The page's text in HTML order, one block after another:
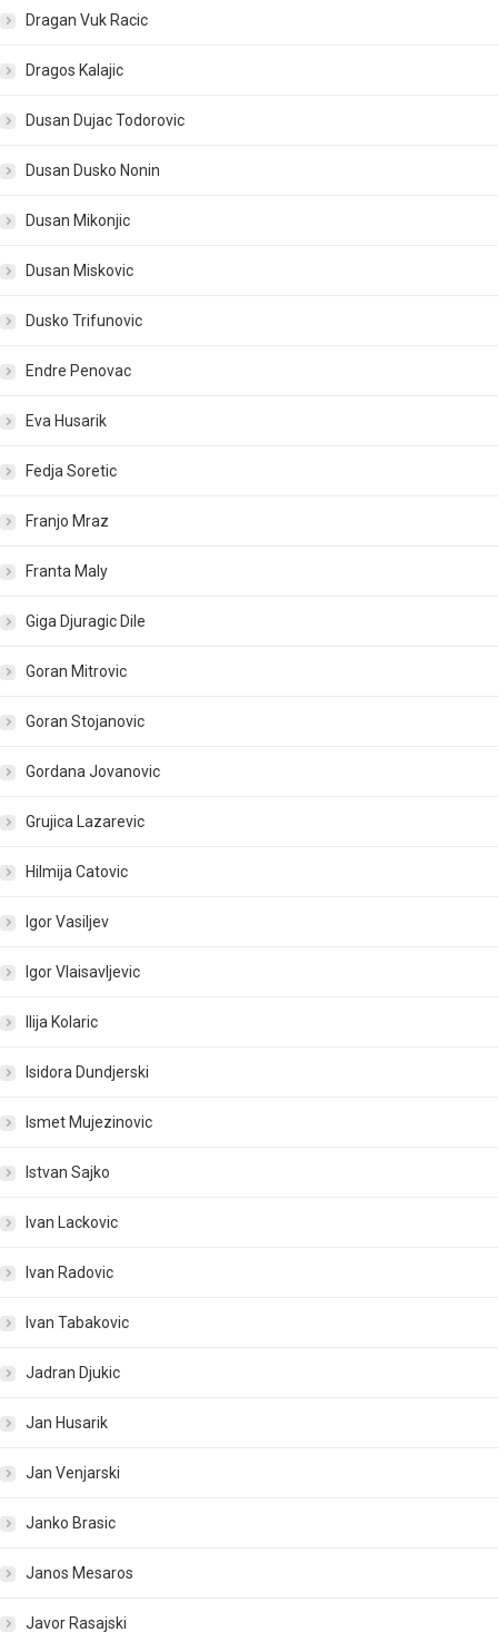
Dragan Vuk Racic
Dragos Kalajic
Dusan Dujac Todorovic
Dusan Dusko Nonin
Dusan Mikonjic
Dusan Miskovic
Dusko Trifunovic
Endre Penovac
Eva Husarik
Fedja Soretic
Franjo Mraz
Franta Maly
Giga Djuragic Dile
Goran Mitrovic
Goran Stojanovic
Gordana Jovanovic
Grujica Lazarevic
Hilmija Catovic
Igor Vasiljev
Igor Vlaisavljevic
Ilija Kolaric
Isidora Dundjerski
Ismet Mujezinovic
Istvan Sajko
Ivan Lackovic
Ivan Radovic
Ivan Tabakovic
Jadran Djukic
Jan Husarik
Jan Venjarski
Janko Brasic
Janos Mesaros
Javor Rasajski